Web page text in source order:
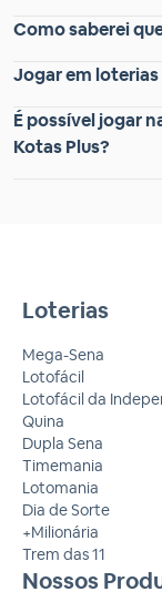
Como saberei
Jogar em
É possível jogar
Kotas Plus?
Loterias
Mega-Sena
Lotofácil
Lotofácil da
Quina
Dupla Sena
Timemania
Lotomania
Dia de Sorte
+Milionária
Trem das 11
Nossos